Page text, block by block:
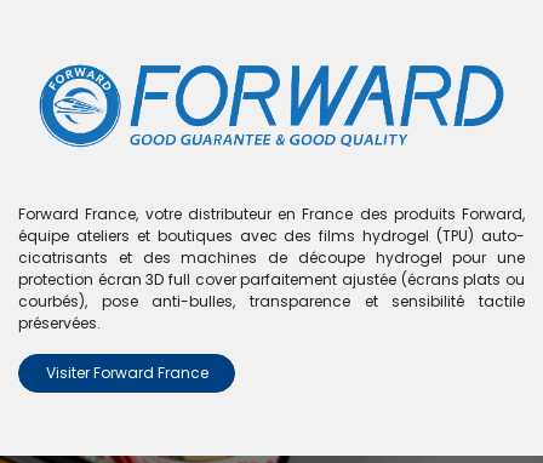
Boutique 0 articles trouvés.
Nous n'avons trouvé aucun
produit !
Aucun produit défini dans la catégorieOppo A54 5G.
Forward France, votre distributeur en France des produits Forward,
équipe ateliers et boutiques avec des films hydrogel (TPU) auto-
cicatrisants et des machines de découpe hydrogel pour une
protection écran 3D full cover parfaitement ajustée (écrans plats ou
courbés), pose anti-bulles, transparence et sensibilité tactile
préservées.
Visiter Forward France